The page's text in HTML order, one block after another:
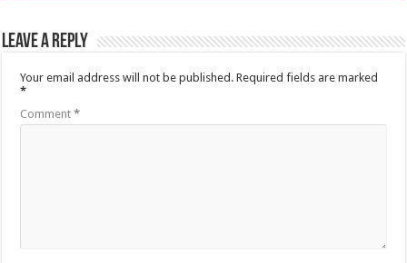
Leave a Reply
Your email address will not be published. Required fields are marked
*
Comment*